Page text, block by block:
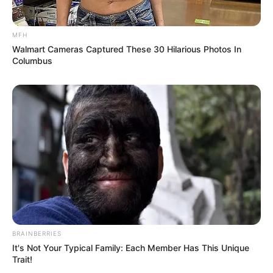
MFH
Walmart Cameras Captured These 30 Hilarious Photos In
Columbus
BRAINBERRIES
It's Not Your Typical Family: Each Member Has This Unique
Trait!